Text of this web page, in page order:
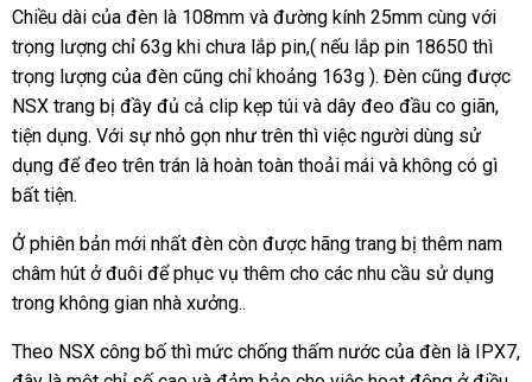
Chiều dài của đèn là 108mm và đường kính 25mm cùng với
trọng lượng chỉ 63g khi chưa lắp pin,( nếu lắp pin 18650 thì
trọng lượng của đèn cũng chỉ khoảng 163g ). Đèn cũng được
NSX trang bị đầy đủ cả clip kẹp túi và dây đeo đầu co giãn,
tiện dụng. Với sự nhỏ gọn như trên thì việc người dùng sử
dụng để đeo trên trán là hoàn toàn thoải mái và không có gì
bất tiện.
Ở phiên bản mới nhất đèn còn được hãng trang bị thêm nam
châm hút ở đuôi để phục vụ thêm cho các nhu cầu sử dụng
trong không gian nhà xưởng..
Theo NSX công bố thì mức chống thấm nước của đèn là IPX7,